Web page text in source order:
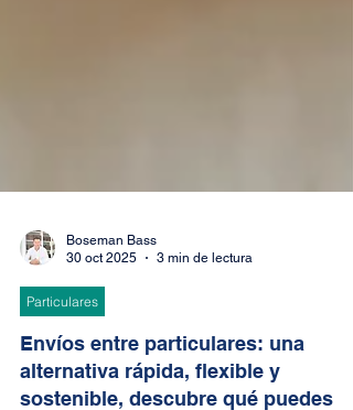
Boseman Bass
30 oct 2025
3 min de lectura
Particulares